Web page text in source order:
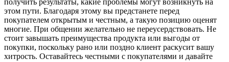
этом пути. Благодаря этому вы предстанете перед
покупателем открытым и честным, а такую позицию оценят
многие. При общении желательно не переусердствовать. Не
стоит завышать преимущества продукта или выгоды от
покупки, поскольку рано или поздно клиент раскусит вашу
хитрость. Оставайтесь честными с покупателями и давайте